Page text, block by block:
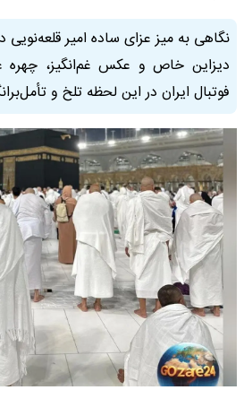
نگاهی به میز عزای ساده امیر
دیزاین خاص و عکس غم‌انگیز، چهره
فوتبال ایران در این لحظه تلخ و